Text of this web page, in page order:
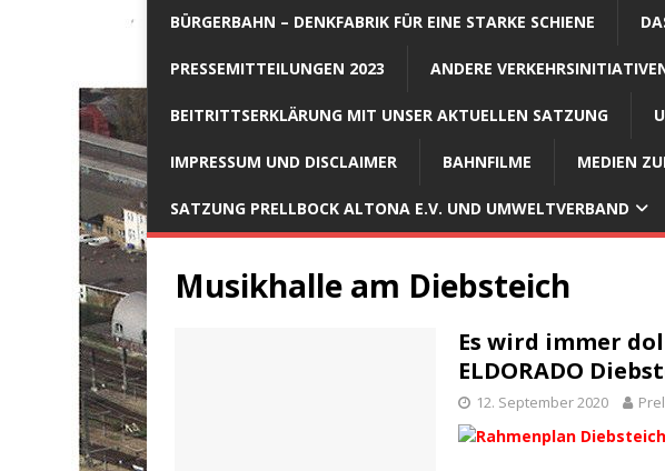
BÜRGERBAHN – DENKFABRIK FÜR EINE STARKE SCHIENE
PRESSEMITTEILUNGEN 2023 ANDERE
BEITRITTSERKLÄRUNG MIT UNSER AKTUELLEN SATZUNG
IMPRESSUM UND DISCLAIMER BAHNFILME MEDIEN
SATZUNG PRELLBOCK ALTONA E.V. UND UMWELTVERBAND
Musikhalle am Diebsteich
Es wird immer
ELDORADO
12. September 2020